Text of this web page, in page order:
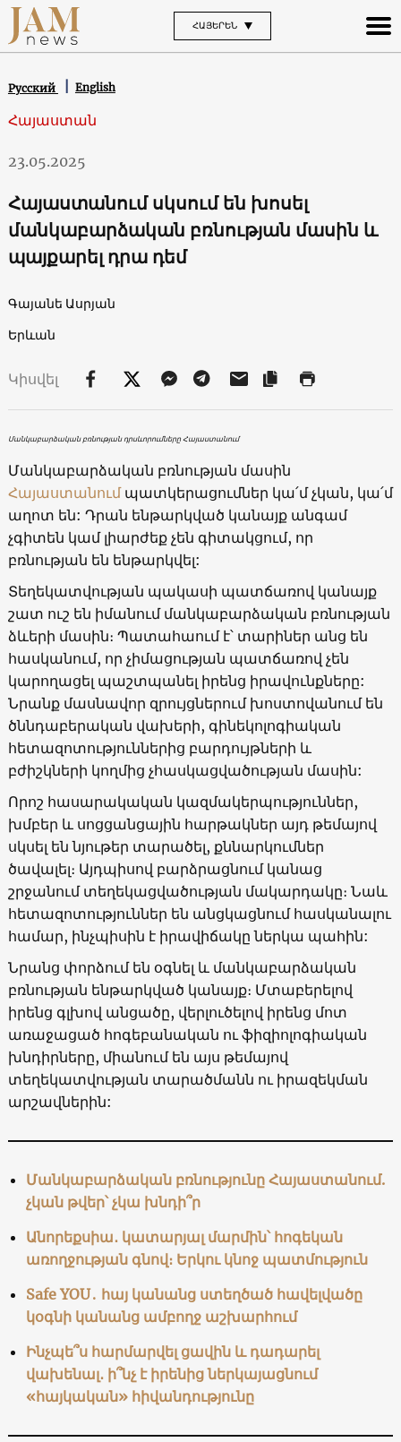
ՀԱՅԵՐԵՆ
Русский English
Հայաստան
23.05.2025
Հայաստանում սկսում են խոսել
մանկաբարձական բռնության մասին և
պայքարել դրա դեմ
Գայանե Ասրյան
Երևան
Կիսվել
Մանկաբարձական բռնության դրսևորումները Հայաստանում
Մանկաբարձական բռնության մասին
Հայաստանումպատկերացումներ կա՛մ չկան, կա՛մ
աղոտ են: Դրան ենթարկված կանայք անգամ
չգիտեն կամ լիարժեք չեն գիտակցում, որ
բռնության են ենթարկվել:
Տեղեկատվության պակասի պատճառով կանայք
շատ ուշ են իմանում մանկաբարձական բռնության
ձևերի մասին։ Պատահաում է՝ տարիներ անց են
հասկանում, որ չիմացության պատճառով չեն
կարողացել պաշտպանել իրենց իրավունքները:
Նրանք մասնավոր զրույցներում խոստովանում են
ծննդաբերական վախերի, գինեկոլոգիական
հետազոտություններից բարդույթների և
բժիշկների կողմից չհասկացվածության մասին:
Որոշ հասարակական կազմակերպություններ,
խմբեր և սոցցանցային հարթակներ այդ թեմայով
սկսել են նյութեր տարածել, քննարկումներ
ծավալել։ Այդպիսով բարձրացնում կանաց
շրջանում տեղեկացվածության մակարդակը։ Նաև
հետազոտություններ են անցկացնում հասկանալու
համար, ինչպիսին է իրավիճակը ներկա պահին:
Նրանց փորձում են օգնել և մանկաբարձական
բռնության ենթարկված կանայք։ Մտաբերելով
իրենց գլխով անցածը, վերլուծելով իրենց մոտ
առաջացած հոգեբանական ու ֆիզիոլոգիական
խնդիրները, միանում են այս թեմայով
տեղեկատվության տարածմանն ու իրազեկման
արշավներին:
Մանկաբարձական բռնությունը Հայաստանում.
չկան թվեր՝ չկա խնդի՞ր
Անորեքսիա․ կատարյալ մարմին՝ հոգեկան
առողջության գնով։ Երկու կնոջ պատմություն
Safe YOU․ հայ կանանց ստեղծած հավելվածը
կօգնի կանանց ամբողջ աշխարհում
Ինչպե՞ս հարմարվել ցավին և դադարել
վախենալ․ ի՞նչ է իրենից ներկայացնում
«հայկական» հիվանդությունը